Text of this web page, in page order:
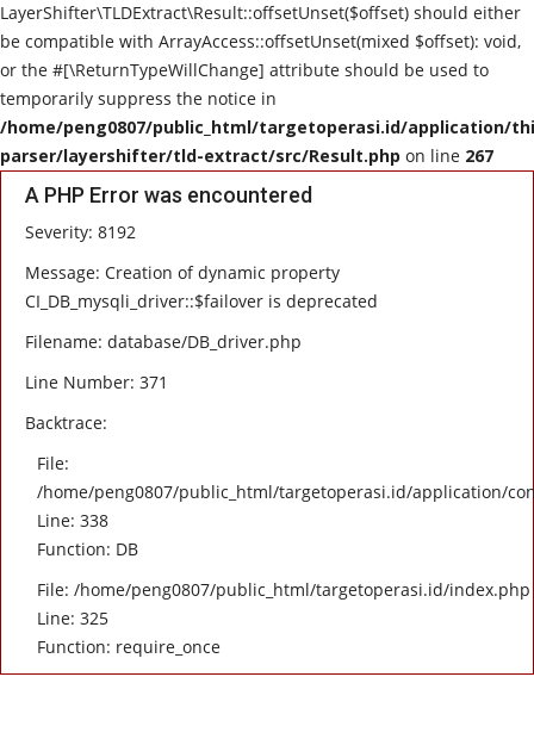
LayerShifter\TLDExtract\Result::offsetUnset($offset) should either
be compatible with ArrayAccess::offsetUnset(mixed $offset): void,
or the #[\ReturnTypeWillChange] attribute should be used to
temporarily suppress the notice in
/home/peng0807/public_html/targetoperasi.id/application/
parser/layershifter/tld-extract/src/Result.php on line 267
A PHP Error was encountered
Severity: 8192
Message: Creation of dynamic property
CI_DB_mysqli_driver::$failover is deprecated
Filename: database/DB_driver.php
Line Number: 371
Backtrace:
File:
/home/peng0807/public_html/targetoperasi.id/application/
Line: 338
Function: DB
File: /home/peng0807/public_html/targetoperasi.id/index.php
Line: 325
Function: require_once